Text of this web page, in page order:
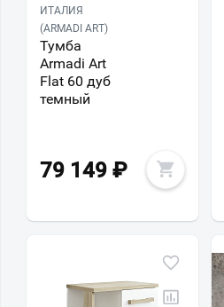
ИТАЛИЯ
(ARMADI ART)
Тумба
Armadi Art
Flat 60 дуб
темный
79 149 ₽